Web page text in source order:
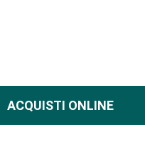
ACQUISTI ONLINE